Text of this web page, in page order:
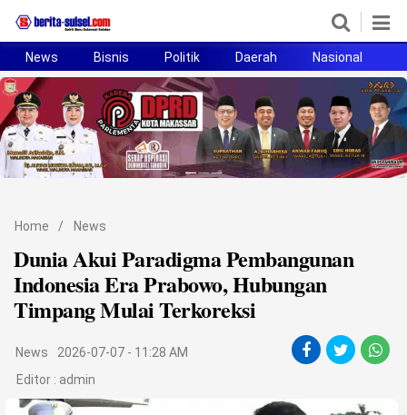
Home
News
Politik
Bisnis
Otomotif
Sport
Life Style
News Bisnis Politik Daerah Nasional
Home / News
Dunia Akui Paradigma Pembangunan
Indonesia Era Prabowo, Hubungan
Timpang Mulai Terkoreksi
News
2026-07-07 - 11:28 AM
Editor : admin